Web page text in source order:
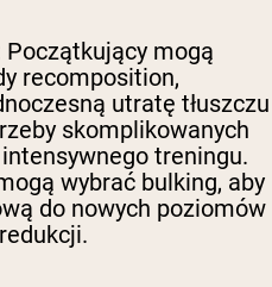
Początkujący mogą
recomposition,
utratę tłuszczu
skomplikowanych
treningu.
wybrać bulking, aby
do nowych poziomów